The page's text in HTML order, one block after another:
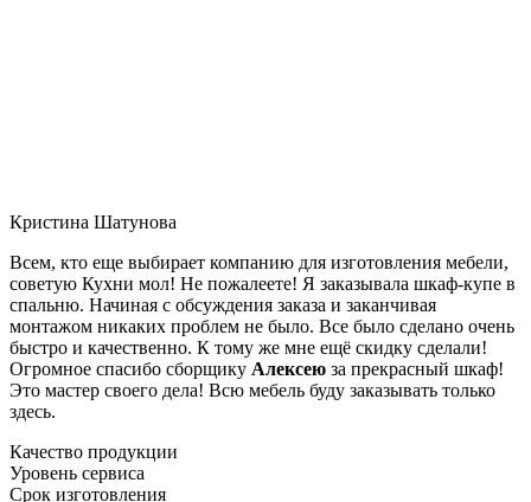
Кристина Шатунова
Всем, кто еще выбирает компанию для изготовления мебели,
советую Кухни мол! Не пожалеете! Я заказывала шкаф-купе в
спальню. Начиная с обсуждения заказа и заканчивая
монтажом никаких проблем не было. Все было сделано очень
быстро и качественно. К тому же мне ещё скидку сделали!
Огромное спасибо сборщику Алексею за прекрасный шкаф!
Это мастер своего дела! Всю мебель буду заказывать только
здесь.
Качество продукции
Уровень сервиса
Срок изготовления